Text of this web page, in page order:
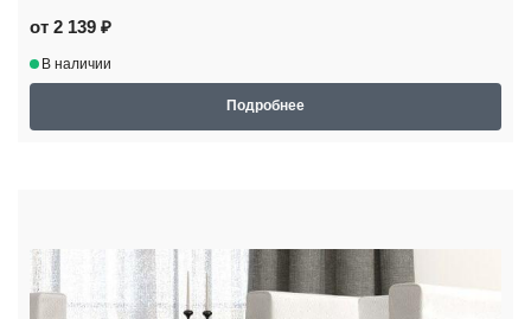
от 2 139 ₽
В наличии
Подробнее